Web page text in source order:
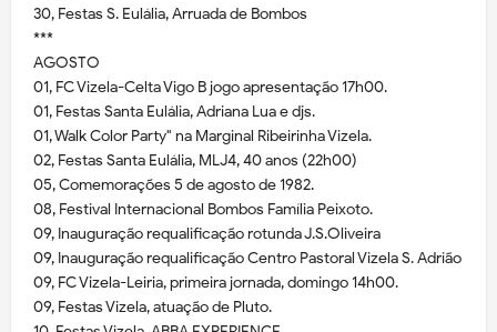
30, Festas S. Eulália, Arruada de Bombos
***
AGOSTO
01, FC Vizela-Celta Vigo B jogo apresentação 17h00.
01, Festas Santa Eulália, Adriana Lua e djs.
01, Walk Color Party" na Marginal Ribeirinha Vizela.
02, Festas Santa Eulália, MLJ4, 40 anos (22h00)
05, Comemorações 5 de agosto de 1982.
08, Festival Internacional Bombos Família Peixoto.
09, Inauguração requalificação rotunda J.S.Oliveira
09, Inauguração requalificação Centro Pastoral Vizela S. Adrião
09, FC Vizela-Leiria, primeira jornada, domingo 14h00.
09, Festas Vizela, atuação de Pluto.